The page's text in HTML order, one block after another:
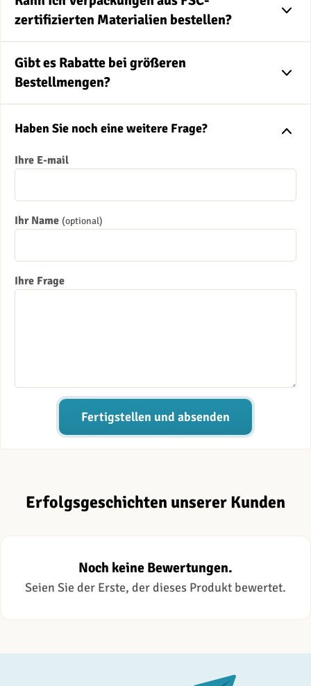
zertifizierten Materialien bestellen?
Gibt es Rabatte bei größeren
Bestellmengen?
Haben Sie noch eine weitere Frage?
Ihre E-mail
Ihr Name (optional)
Ihre Frage
Fertigstellen und absenden
Erfolgsgeschichten unserer Kunden
Noch keine Bewertungen.
Seien Sie der Erste, der dieses Produkt bewertet.